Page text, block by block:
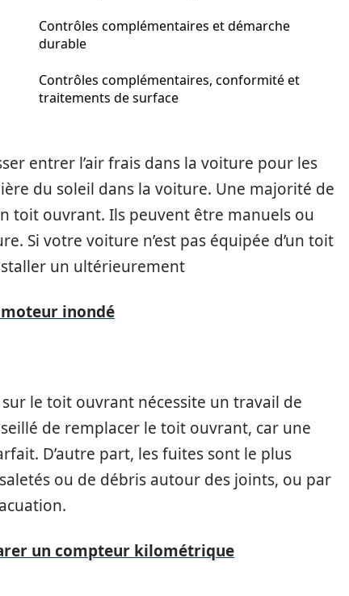
Contrôles complémentaires et démarche
durable
Contrôles complémentaires, conformité et
traitements de surface
entrer l’air frais dans la voiture pour les
du soleil dans la voiture. Une majorité de
toit ouvrant. Ils peuvent être manuels ou
Si votre voiture n’est pas équipée d’un toit
un ultérieurement
inondé
le toit ouvrant nécessite un travail de
de remplacer le toit ouvrant, car une
D’autre part, les fuites sont le plus
ou de débris autour des joints, ou par
un compteur kilométrique